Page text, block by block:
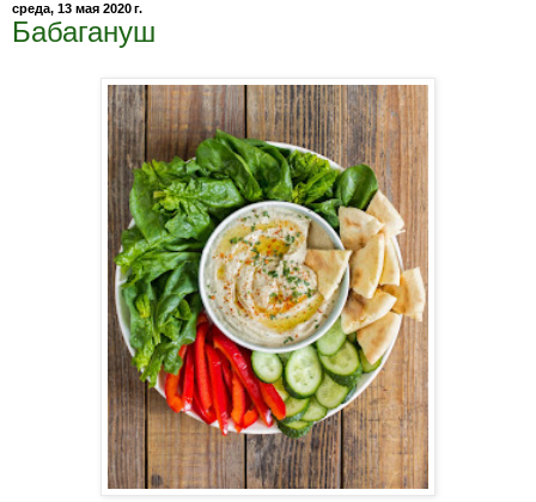
среда, 13 мая 2020 г.
Бабагануш